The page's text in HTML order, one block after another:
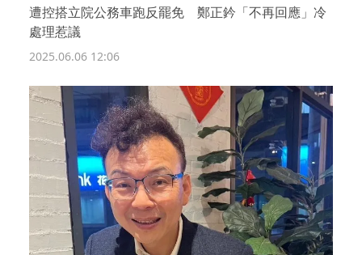
遭控搭立院公務車跑反罷免 鄭正鈐「不再回應」冷
處理惹議
2025.06.06 12:06